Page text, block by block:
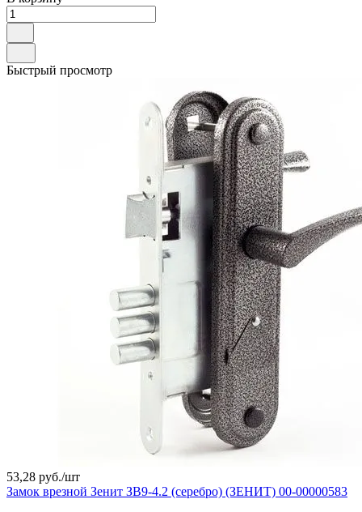
Быстрый просмотр
53,28 руб./шт
Замок врезной Зенит ЗВ9-4.2 (серебро) (ЗЕНИТ) 00-00000583